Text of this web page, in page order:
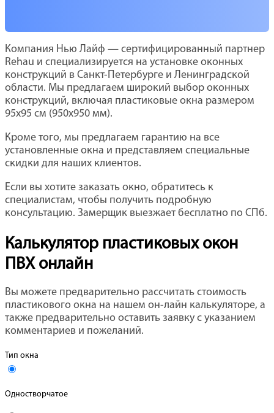
Компания Нью Лайф — сертифицированный партнер
Rehau и специализируется на установке оконных
конструкций в Санкт-Петербурге и Ленинградской
области. Мы предлагаем широкий выбор оконных
конструкций, включая пластиковые окна размером
95х95 см (950х950 мм).
Кроме того, мы предлагаем гарантию на все
установленные окна и представляем специальные
скидки для наших клиентов.
Если вы хотите заказать окно, обратитесь к
специалистам, чтобы получить подробную
консультацию. Замерщик выезжает бесплатно по СПб.
Калькулятор пластиковых окон
ПВХ онлайн
Вы можете предварительно рассчитать стоимость
пластикового окна на нашем он-лайн калькуляторе, а
также предварительно оставить заявку с указанием
комментариев и пожеланий.
Тип окна
Одностворчатое